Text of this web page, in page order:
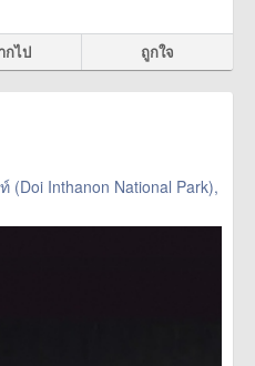
กไป ถูกใจ
Inthanon National Park),